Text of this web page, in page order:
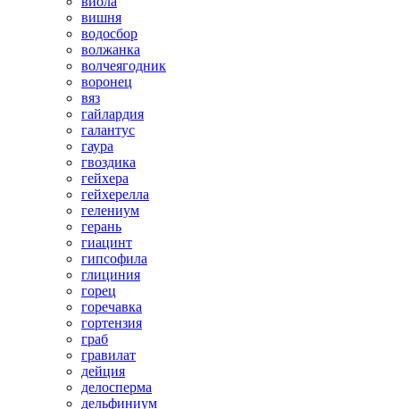
вишня
водосбор
волжанка
волчеягодник
воронец
вяз
гайлардия
галантус
гаура
гвоздика
гейхера
гейхерелла
гелениум
герань
гиацинт
гипсофила
глициния
горец
горечавка
гортензия
граб
гравилат
дейция
делосперма
дельфиниум